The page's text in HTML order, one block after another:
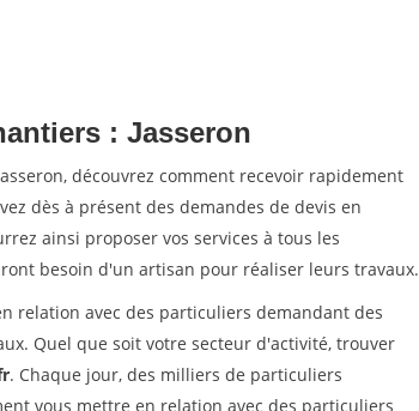
: Jasseron
découvrez comment recevoir rapidement
dès à présent des demandes de devis en
ainsi proposer vos services à tous les
besoin d'un artisan pour réaliser leurs travaux.
relation avec des particuliers demandant des
Quel que soit votre secteur d'activité, trouver
. Chaque jour, des milliers de particuliers
vous mettre en relation avec des particuliers